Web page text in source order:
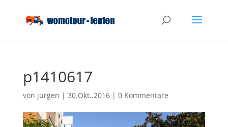
p1410617
von jürgen | 30.Okt..2016| 0 Kommentare